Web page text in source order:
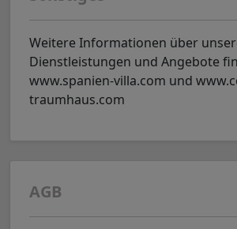
Weitere Informationen über
Dienstleistungen und Angebote
www.spanien-villa.com und
traumhaus.com
AGB